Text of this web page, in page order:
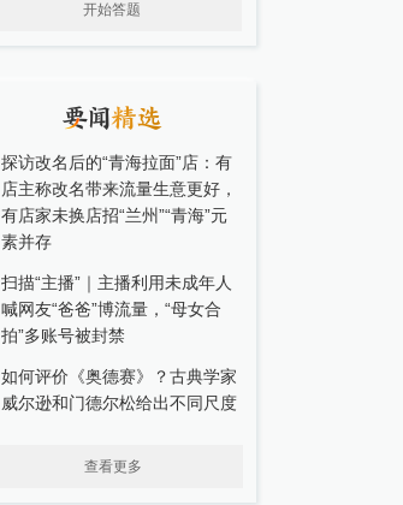
开始答题
探访改名后的“青海拉面”店：有
店主称改名带来流量生意更好，
有店家未换店招“兰州”“青海”元
素并存
扫描“主播”｜主播利用未成年人
喊网友“爸爸”博流量，“母女合
拍”多账号被封禁
如何评价《奥德赛》？古典学家
威尔逊和门德尔松给出不同尺度
查看更多